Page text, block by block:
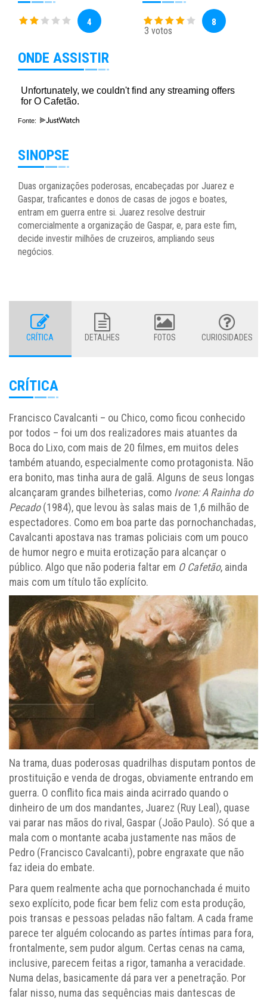
4
3 votos
8
ONDE ASSISTIR
Fonte:
SINOPSE
Duas organizações poderosas, encabeçadas por Juarez e
Gaspar, traficantes e donos de casas de jogos e boates,
entram em guerra entre si. Juarez resolve destruir
comercialmente a organização de Gaspar, e, para este fim,
decide investir milhões de cruzeiros, ampliando seus
negócios.
CRÍTICA DETALHES FOTOS CURIOSIDADES
CRÍTICA
Francisco Cavalcanti – ou Chico, como ficou conhecido
por todos – foi um dos realizadores mais atuantes da
Boca do Lixo, com mais de 20 filmes, em muitos deles
também atuando, especialmente como protagonista. Não
era bonito, mas tinha aura de galã. Alguns de seus longas
alcançaram grandes bilheterias, como Ivone: A Rainha do
Pecado(1984), que levou às salas mais de 1,6 milhão de
espectadores. Como em boa parte das pornochanchadas,
Cavalcanti apostava nas tramas policiais com um pouco
de humor negro e muita erotização para alcançar o
público. Algo que não poderia faltar em O Cafetão, ainda
mais com um título tão explícito.
Na trama, duas poderosas quadrilhas disputam pontos de
prostituição e venda de drogas, obviamente entrando em
guerra. O conflito fica mais ainda acirrado quando o
dinheiro de um dos mandantes, Juarez (Ruy Leal), quase
vai parar nas mãos do rival, Gaspar (João Paulo). Só que a
mala com o montante acaba justamente nas mãos de
Pedro (Francisco Cavalcanti), pobre engraxate que não
faz ideia do embate.
Para quem realmente acha que pornochanchada é muito
sexo explícito, pode ficar bem feliz com esta produção,
pois transas e pessoas peladas não faltam. A cada frame
parece ter alguém colocando as partes íntimas para fora,
frontalmente, sem pudor algum. Certas cenas na cama,
inclusive, parecem feitas a rigor, tamanha a veracidade.
Numa delas, basicamente dá para ver a penetração. Por
falar nisso, numa das sequências mais dantescas de